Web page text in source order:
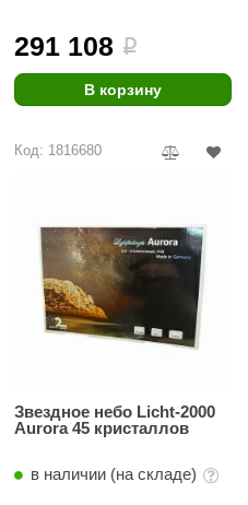
291 108 i
В корзину
Код: 1816680
Звездное небо Licht-2000
Aurora 45 кристаллов
в наличии (на складе)